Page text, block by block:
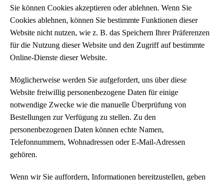
Sie können Cookies akzeptieren oder ablehnen. Wenn Sie
Cookies ablehnen, können Sie bestimmte Funktionen dieser
Website nicht nutzen, wie z. B. das Speichern Ihrer Präferenzen
für die Nutzung dieser Website und den Zugriff auf bestimmte
Online-Dienste dieser Website.
Möglicherweise werden Sie aufgefordert, uns über diese
Website freiwillig personenbezogene Daten für einige
notwendige Zwecke wie die manuelle Überprüfung von
Bestellungen zur Verfügung zu stellen. Zu den
personenbezogenen Daten können echte Namen,
Telefonnummern, Wohnadressen oder E-Mail-Adressen
gehören.
Wenn wir Sie auffordern, Informationen bereitzustellen, geben